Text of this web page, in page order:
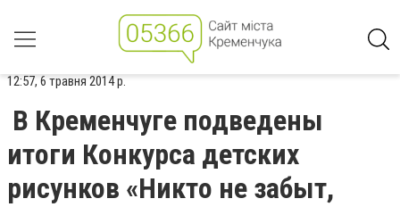
12:57, 6 травня 2014 р.
В Кременчуге подведены
итоги Конкурса детских
рисунков «Никто не забыт,